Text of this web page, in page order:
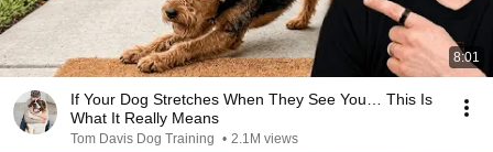
8:01
If Your Dog Stretches When They See You… This Is
What It Really Means
Tom Davis Dog Training • 2.1M views